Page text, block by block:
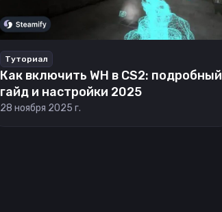
Туториал
Как включить WH в CS2: подробный
гайд и настройки 2025
28 ноября 2025 г.